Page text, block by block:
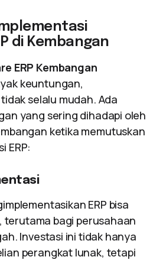
di Kembangan
ERP Kembangan
keuntungan,
selalu mudah. Ada
yang sering dihadapi oleh
ketika memutuskan
ERP:
ERP bisa
terutama bagi perusahaan
Investasi ini tidak hanya
perangkat lunak, tetapi